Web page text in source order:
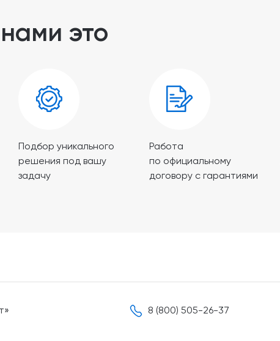
это
Подбор уникального
решения под вашу
задачу
Работа
по официальному
договору с гарантиями
8 (800) 505-26-37